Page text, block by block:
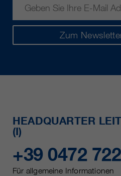
Zum
HEADQUARTER
(I)
+39 0472
Für allgemeine Informationen